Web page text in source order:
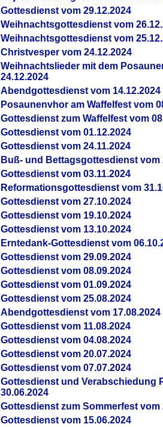
Gottesdienst vom 29.12.2024
Weihnachtsgottesdienst vom
Weihnachtsgottesdienst vom
Christvesper vom 24.12.2024
Weihnachtslieder mit dem
24.12.2024
Abendgottesdienst vom 14.12.2024
Posaunenvhor am Waffelfest vom
Gottesdienst zum Waffelfest vom
Gottesdienst vom 01.12.2024
Gottesdienst vom 24.11.2024
Buß- und Bettagsgottesdienst vom
Gottesdienst vom 03.11.2024
Reformationsgottesdienst vom
Gottesdienst vom 27.10.2024
Gottesdienst vom 19.10.2024
Gottesdienst vom 13.10.2024
Erntedank-Gottesdienst vom
Gottesdienst vom 29.09.2024
Gottesdienst vom 08.09.2024
Gottesdienst vom 01.09.2024
Gottesdienst vom 25.08.2024
Abendgottesdienst vom 17.08.2024
Gottesdienst vom 11.08.2024
Gottesdienst vom 04.08.2024
Gottesdienst vom 20.07.2024
Gottesdienst vom 07.07.2024
Gottesdienst und Verabschiedung
30.06.2024
Gottesdienst zum Sommerfest vom
Gottesdienst vom 15.06.2024